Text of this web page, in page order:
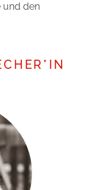
und den